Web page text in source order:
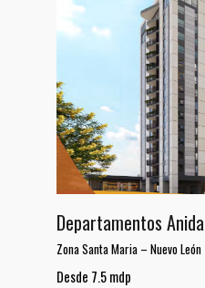
Departamentos Anida
Zona Santa Maria – Nuevo León
Desde 7.5 mdp